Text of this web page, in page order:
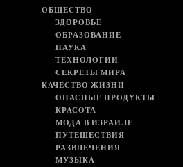
ОБЩЕСТВО
ЗДОРОВЬЕ
ОБРАЗОВАНИЕ
НАУКА
ТЕХНОЛОГИИ
СЕКРЕТЫ МИРА
КАЧЕСТВО ЖИЗНИ
ОПАСНЫЕ ПРОДУКТЫ
КРАСОТА
МОДА В ИЗРАИЛЕ
ПУТЕШЕСТВИЯ
РАЗВЛЕЧЕНИЯ
МУЗЫКА